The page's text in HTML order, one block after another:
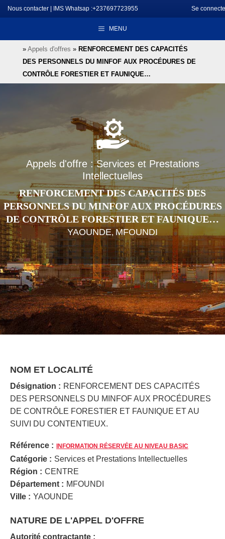
Aller
au
Nous contacter IMS Whatsap :+237697723955 Se
MENU
» Appels d'offres » RENFORCEMENT DES CAPACITÉS
DES PERSONNELS DU MINFOF AUX PROCÉDURES DE
CONTRÔLE FORESTIER ET FAUNIQUE…
Appels d'offre : Services et Prestations
Intellectuelles
RENFORCEMENT DES CAPACITÉS DES
PERSONNELS DU MINFOF AUX PROCÉDURES
DE CONTRÔLE FORESTIER ET FAUNIQUE…
YAOUNDE, MFOUNDI
NOM ET LOCALITÉ
Désignation : RENFORCEMENT DES CAPACITÉS
DES PERSONNELS DU MINFOF AUX PROCÉDURES
DE CONTRÔLE FORESTIER ET FAUNIQUE ET AU
SUIVI DU CONTENTIEUX.
Référence : INFORMATION RÉSERVÉE AU NIVEAU BASIC
Catégorie : Services et Prestations Intellectuelles
Région : CENTRE
Département : MFOUNDI
Ville : YAOUNDE
NATURE DE L'APPEL D'OFFRE
Autorité contractante :